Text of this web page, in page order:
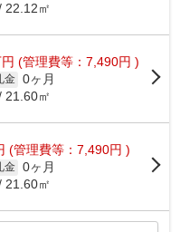
22.12㎡
円 (管理費等：7,490円 )
金 0ヶ月
21.60㎡
(管理費等：7,490円 )
金 0ヶ月
21.60㎡